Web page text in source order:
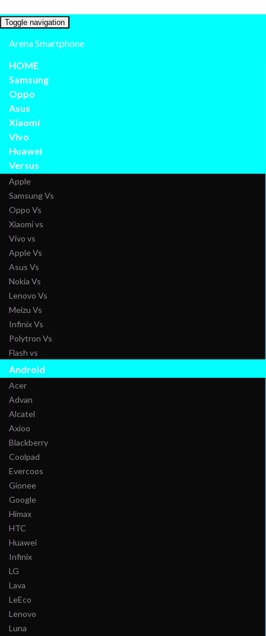
Toggle navigation
Arena Smartphone
HOME
Samsung
Oppo
Asus
Xiaomi
Vivo
Huawei
Versus
Apple
Samsung Vs
Oppo Vs
Xiaomi vs
Vivo vs
Apple Vs
Asus Vs
Nokia Vs
Lenovo Vs
Meizu Vs
Infinix Vs
Polytron Vs
Flash vs
Android
Acer
Advan
Alcatel
Axioo
Blackberry
Coolpad
Evercoos
Gionee
Google
Himax
HTC
Huawei
Infinix
LG
Lava
LeEco
Lenovo
Luna